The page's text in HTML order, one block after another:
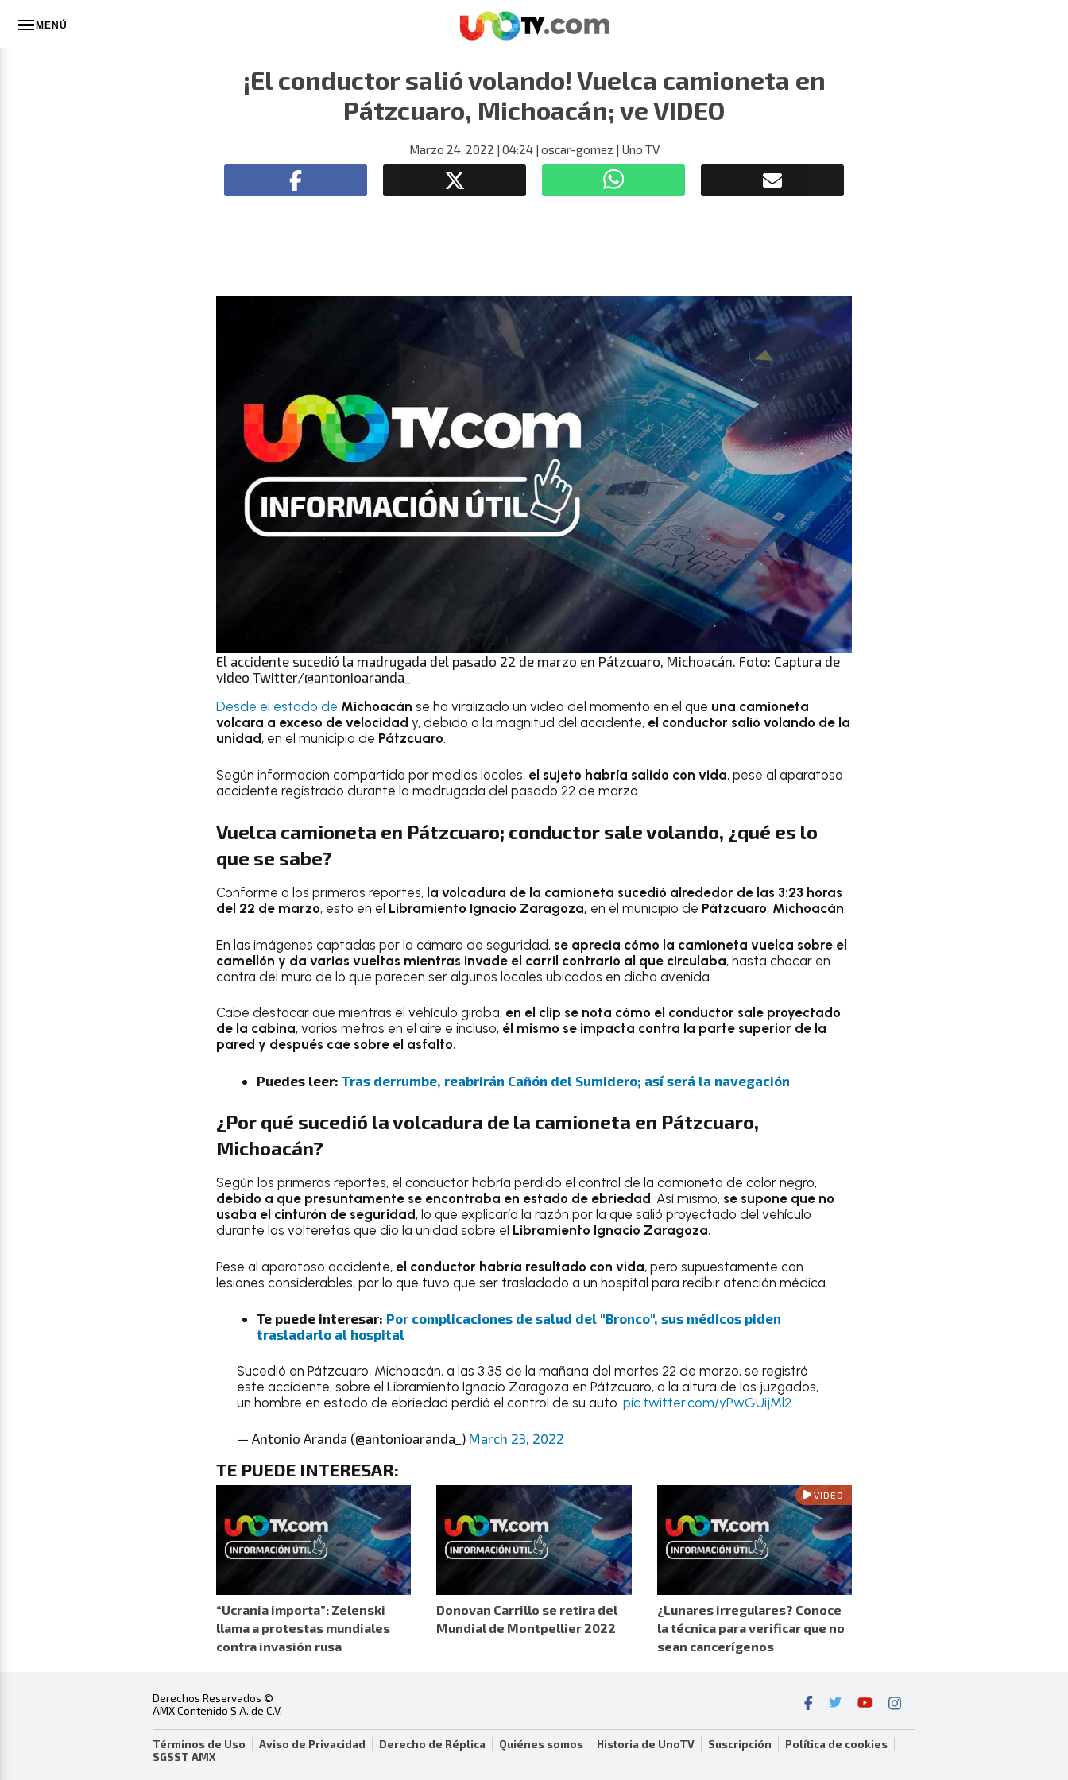
MENÚ
¡El conductor salió volando! Vuelca camioneta en
Pátzcuaro, Michoacán; ve VIDEO
Marzo 24, 2022 | 04:24| oscar-gomez | Uno TV
El accidente sucedió la madrugada del pasado 22 de marzo en Pátzcuaro, Michoacán. Foto: Captura de
video Twitter/@antonioaranda_
Desde el estado de Michoacán se ha viralizado un video del momento en el que una camioneta
volcara a exceso de velocidad y, debido a la magnitud del accidente, el conductor salió volando de la
unidad , en el municipio de Pátzcuaro.
Según información compartida por medios locales, el sujeto habría salido con vida, pese al aparatoso
accidente registrado durante la madrugada del pasado 22 de marzo.
Vuelca camioneta en Pátzcuaro; conductor sale volando, ¿qué es lo
que se sabe?
Conforme a los primeros reportes, la volcadura de la camioneta sucedió alrededor de las 3:23 horas
del 22 de marzo, esto en el Libramiento Ignacio Zaragoza, en el municipio de Pátzcuaro, Michoacán.
En las imágenes captadas por la cámara de seguridad, se aprecia cómo la camioneta vuelca sobre el
camellón y da varias vueltas mientras invade el carril contrario al que circulaba, hasta chocar en
contra del muro de lo que parecen ser algunos locales ubicados en dicha avenida.
Cabe destacar que mientras el vehículo giraba, en el clip se nota cómo el conductor sale proyectado
de la cabina, varios metros en el aire e incluso, él mismo se impacta contra la parte superior de la
pared y después cae sobre el asfalto.
Puedes leer: Tras derrumbe, reabrirán Cañón del Sumidero; así será la navegación
¿Por qué sucedió la volcadura de la camioneta en Pátzcuaro,
Michoacán?
Según los primeros reportes, el conductor habría perdido el control de la camioneta de color negro,
debido a que presuntamente se encontraba en estado de ebriedad. Así mismo, se supone que no
usaba el cinturón de seguridad , lo que explicaría la razón por la que salió proyectado del vehículo
durante las volteretas que dio la unidad sobre el Libramiento Ignacio Zaragoza.
Pese al aparatoso accidente, el conductor habría resultado con vida, pero supuestamente con
lesiones considerables, por lo que tuvo que ser trasladado a un hospital para recibir atención médica.
Te puede interesar: Por complicaciones de salud del "Bronco", sus médicos piden
trasladarlo al hospital
Sucedió en Pátzcuaro, Michoacán, a las 3:35 de la mañana del martes 22 de marzo, se registró
este accidente, sobre el Libramiento Ignacio Zaragoza en Pátzcuaro, a la altura de los juzgados,
un hombre en estado de ebriedad perdió el control de su auto. pic.twitter.com/yPwGUijMl2
— Antonio Aranda (@antonioaranda_) March 23, 2022
TE PUEDE INTERESAR:
“Ucrania importa”: Zelenski
llama a protestas mundiales
contra invasión rusa
Donovan Carrillo se retira del
Mundial de Montpellier 2022
VIDEO
¿Lunares irregulares? Conoce
la técnica para verificar que no
sean cancerígenos
Derechos Reservados ©
AMX Contenido S.A. de C.V.
Términos de Uso Aviso de Privacidad Derecho de Réplica Quiénes somos Historia de UnoTV Suscripción
Política de cookies
SGSST AMX